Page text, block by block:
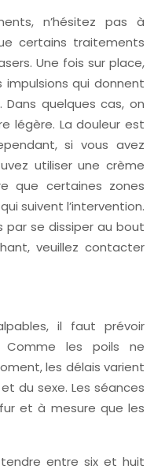
n’hésitez pas à
certains traitements
Une fois sur place,
qui donnent
quelques cas, on
légère. La douleur est
si vous avez
utiliser une crème
que certaines zones
suivent l’intervention.
par se dissiper au bout
veuillez contacter
il faut prévoir
Comme les poils ne
les délais varient
du sexe. Les séances
et à mesure que les
entre six et huit